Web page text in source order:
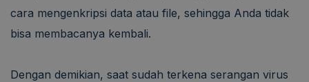
cara mengenkripsi data atau file, sehingga Anda tidak
bisa membacanya kembali.
Dengan demikian, saat sudah terkena serangan virus